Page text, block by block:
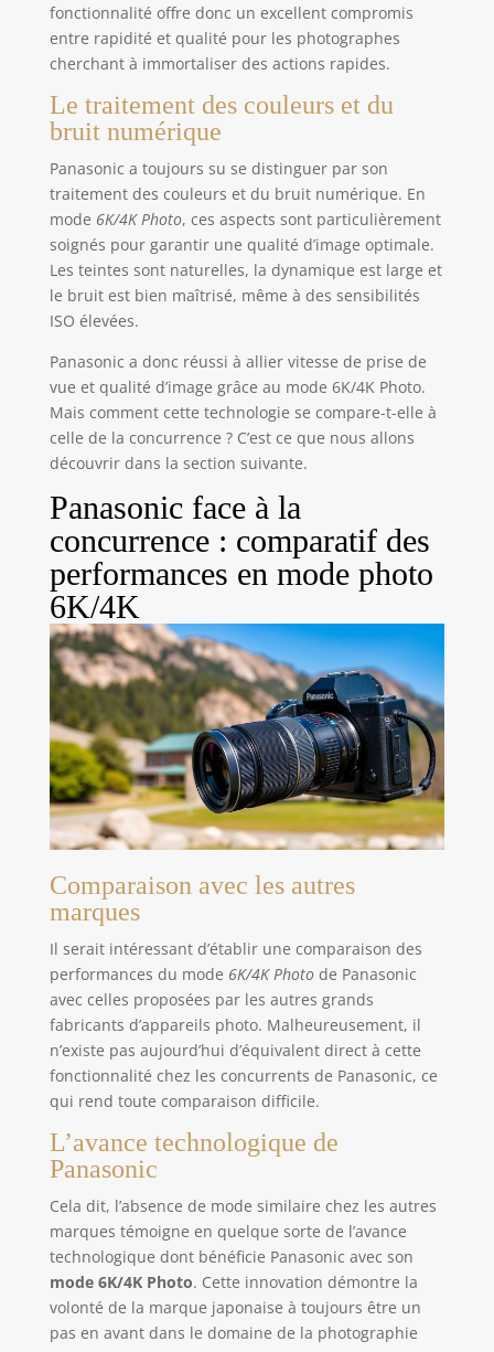
fonctionnalité offre donc un excellent compromis
entre rapidité et qualité pour les photographes
cherchant à immortaliser des actions rapides.
Le traitement des couleurs et du
bruit numérique
Panasonic a toujours su se distinguer par son
traitement des couleurs et du bruit numérique. En
mode 6K/4K Photo, ces aspects sont particulièrement
soignés pour garantir une qualité d’image optimale.
Les teintes sont naturelles, la dynamique est large et
le bruit est bien maîtrisé, même à des sensibilités
ISO élevées.
Panasonic a donc réussi à allier vitesse de prise de
vue et qualité d’image grâce au mode 6K/4K Photo.
Mais comment cette technologie se compare-t-elle à
celle de la concurrence ? C’est ce que nous allons
découvrir dans la section suivante.
Panasonic face à la
concurrence : comparatif des
performances en mode photo
6K/4K
Comparaison avec les autres
marques
Il serait intéressant d’établir une comparaison des
performances du mode 6K/4K Photode Panasonic
avec celles proposées par les autres grands
fabricants d’appareils photo. Malheureusement, il
n’existe pas aujourd’hui d’équivalent direct à cette
fonctionnalité chez les concurrents de Panasonic, ce
qui rend toute comparaison difficile.
L’avance technologique de
Panasonic
Cela dit, l’absence de mode similaire chez les autres
marques témoigne en quelque sorte de l’avance
technologique dont bénéficie Panasonic avec son
mode 6K/4K Photo. Cette innovation démontre la
volonté de la marque japonaise à toujours être un
pas en avant dans le domaine de la photographie